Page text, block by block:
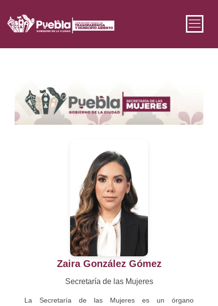
Zaira González Gómez
Secretaría de las Mujeres
La Secretaría de las Mujeres es un órgano